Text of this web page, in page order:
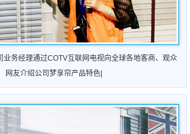
业务经理通过COTV互联网电视向全球各地客商、观众
网友介绍公司梦享帘产品特色|